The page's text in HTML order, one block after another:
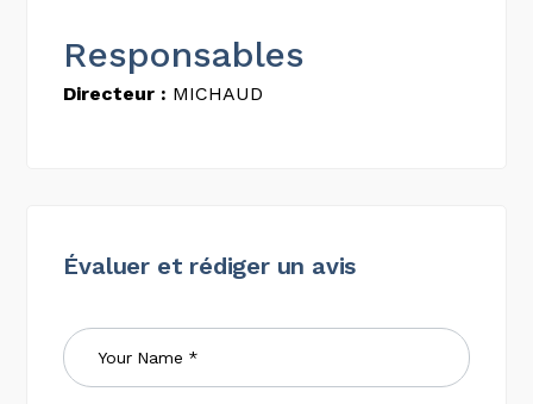
Responsables
Directeur : MICHAUD
Évaluer et rédiger un avis